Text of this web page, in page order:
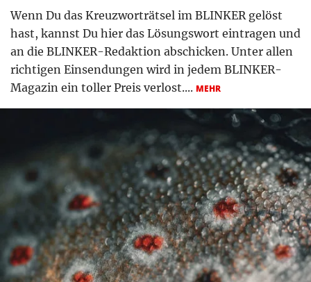
Wenn Du das Kreuzworträtsel im BLINKER gelöst
hast, kannst Du hier das Lösungswort eintragen und
an die BLINKER-Redaktion abschicken. Unter allen
richtigen Einsendungen wird in jedem BLINKER-
Magazin ein toller Preis verlost.... MEHR